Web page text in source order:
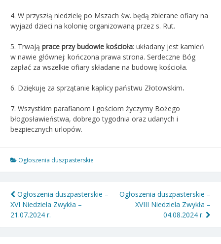
4. W przyszłą niedzielę po Mszach św. będą zbierane ofiary na
wyjazd dzieci na kolonię organizowaną przez s. Rut.
5. Trwają prace przy budowie kościoła: układany jest kamień
w nawie głównej: kończona prawa strona. Serdeczne Bóg
zapłać za wszelkie ofiary składane na budowę kościoła.
6. Dziękuję za sprzątanie kaplicy państwu Złotowskim.
7. Wszystkim parafianom i gościom życzymy Bożego
błogosławieństwa, dobrego tygodnia oraz udanych i
bezpiecznych urlopów.
Ogłoszenia duszpasterskie
Nawigacja
wpisu
Ogłoszenia duszpasterskie –
XVI Niedziela Zwykła –
21.07.2024 r.
Ogłoszenia duszpasterskie –
XVIII Niedziela Zwykła –
04.08.2024 r.